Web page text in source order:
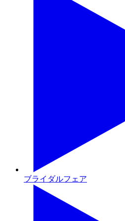
ブライダルフェア